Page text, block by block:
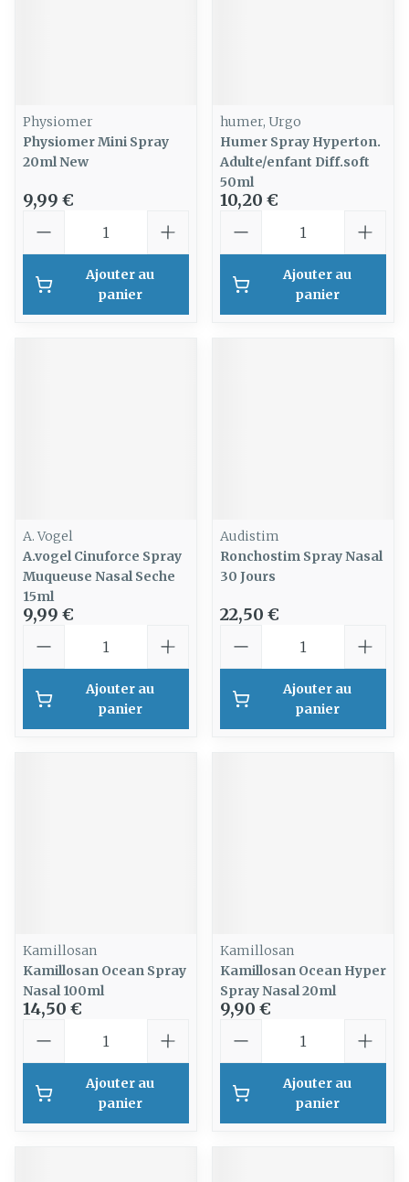
Physiomer
Physiomer Mini Spray
20ml New
9,99 €
Ajouter au
panier
humer, Urgo
Humer Spray Hyperton.
Adulte/enfant Diff.soft
50ml
10,20 €
Ajouter au
panier
A. Vogel
A.vogel Cinuforce Spray
Muqueuse Nasal Seche
15ml
9,99 €
Ajouter au
panier
Audistim
Ronchostim Spray Nasal
30 Jours
22,50 €
Ajouter au
panier
Kamillosan
Kamillosan Ocean Spray
Nasal 100ml
14,50 €
Ajouter au
panier
Kamillosan
Kamillosan Ocean Hyper
Spray Nasal 20ml
9,90 €
Ajouter au
panier